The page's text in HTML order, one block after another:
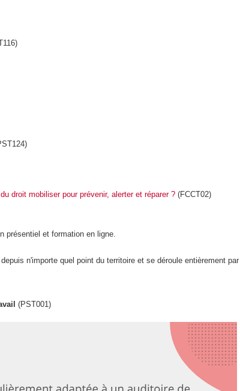
droit mobiliser pour prévenir, alerter et réparer ?(FCCT02)
présentiel et formation en ligne.
n'importe quel point du territoire et se déroule entièrement
(PST001)